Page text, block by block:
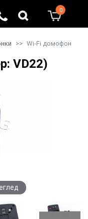
0
Wi-Fi домофон
VD22)